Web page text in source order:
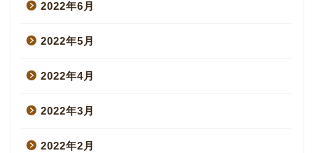
2022年6月
2022年5月
2022年4月
2022年3月
2022年2月